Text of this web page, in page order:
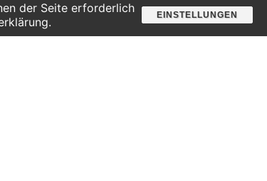
der Seite erforderlich
EINSTELLUNGEN